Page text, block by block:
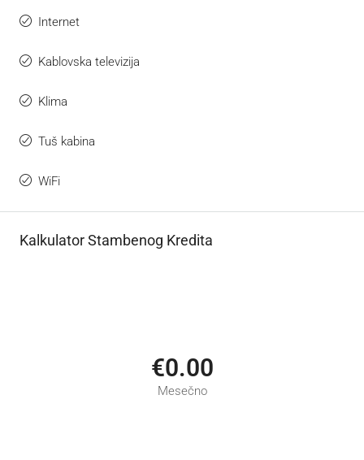
Internet
Kablovska televizija
Klima
Tuš kabina
WiFi
Kalkulator Stambenog Kredita
€0.00
Mesečno